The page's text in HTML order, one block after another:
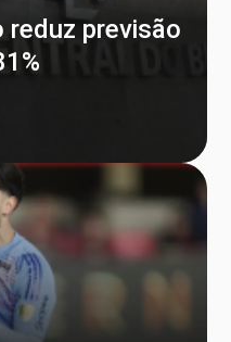
previsão